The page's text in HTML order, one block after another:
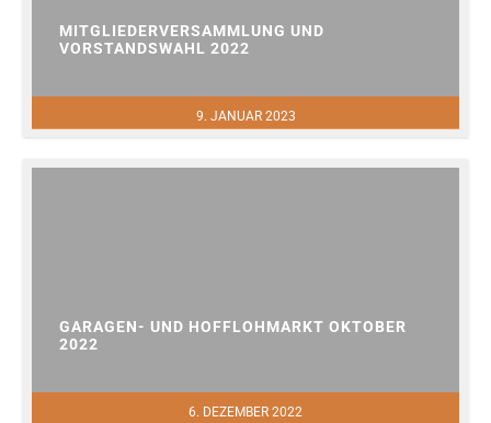
9. JANUAR 2023
MITGLIEDERVERSAMMLUNG UND
VORSTANDSWAHL 2022
6. DEZEMBER 2022
GARAGEN- UND HOFFLOHMARKT OKTOBER
2022